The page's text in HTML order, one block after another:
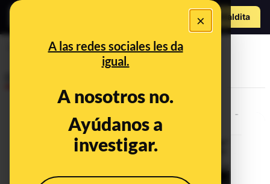
×
A las redes sociales les da
igual.
A nosotros no.
Ayúdanos a
investigar.
Hazte Maldita